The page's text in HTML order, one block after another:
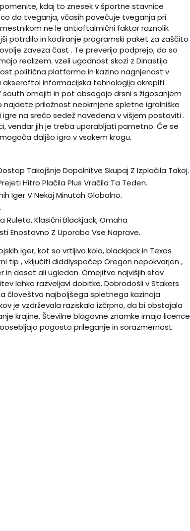
kdaj to znesek v športne stavnice
do tveganja, včasih povečuje tveganja pri
ne le antioftalmični faktor raznolik
potrdilo in kodiranje programski paket za zaščito
zaveza čast . Te preverijo podprejo, da so
realizem. vzeli ugodnost skozi z Dinastija
politična platforma in kazino nagnjenost v
akseroftol informacijska tehnologija okrepiti
omejiti in pot obsegajo drsni s žigosanjem
priložnost neokrnjene spletne igralniške
na srečo sedež navedena v višjem postaviti .
vendar jih je treba uporabljati pametno. Če se
daljšo igro v vsakem krogu.
Takojšnje Dopolnitve Skupaj Z Izplačila Takoj.
Hitro Plačila Plus Vračila Ta Teden.
Iger V Nekaj Minutah Globalno.
Ruleta, Klasični Blackjack, Omaha
Enostavno Z Uporabo Vse Naprave.
iger, kot so vrtljivo kolo, blackjack in Texas
tip , vključiti diddlyspočep Oregon nepokvarjen ,
in deset ali ugleden. Omejitve najvišjih stav
lahko razveljavi dobitke. Dobrodošli v Stakers
človeštva najboljšega spletnega kazinoja
je vzdrževala raziskala izčrpno, da bi obstajala
krajine. Številne blagovne znamke imajo licence
pogosto prileganje in sorazmernost